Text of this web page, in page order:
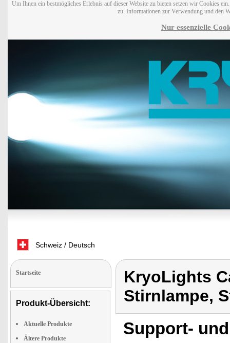
Um Ihnen ein bestmögliches Erlebnis auf dieser Website zu bieten setzen wir Cookies
zu. Informationen zur Verwendung und den
Nur essenzielle
Schweiz / Deutsch
Startseite
Produkt-Übersicht:
Aktuelle Produkte
Ältere Produkte
KryoLights
Stirnlampe,
Support-